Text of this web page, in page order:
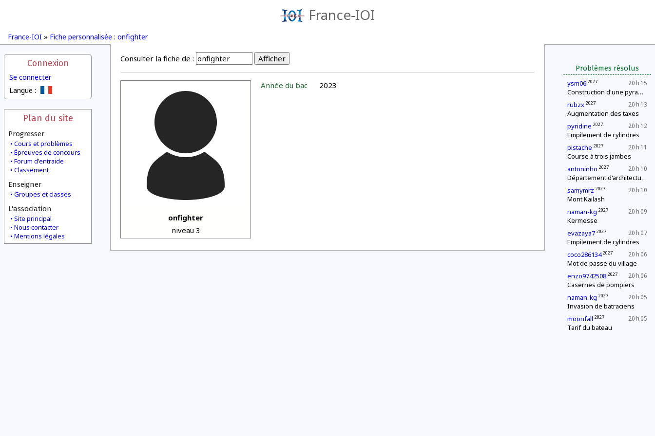
France-IOI
France-IOI » Fiche personnalisée : onfighter
Connexion
Se connecter
Langue :
Plan du site
Progresser
Cours et problèmes
Épreuves de concours
Forum d'entraide
Classement
Enseigner
Groupes et classes
L'association
Site principal
Nous contacter
Mentions légales
Problèmes résolus
20 h 15
ysm06 2027
Construction d'une pyramide
20 h 13
rubzx 2027
Augmentation des taxes
20 h 12
pyridine 2027
Empilement de cylindres
20 h 11
pistache 2027
Course à trois jambes
20 h 10
antoninho 2027
Département d'architecture : construction d'une pyramide
20 h 10
samymrz 2027
Mont Kailash
20 h 09
naman-kg 2027
Kermesse
20 h 07
evazaya7 2027
Empilement de cylindres
20 h 06
coco286134 2027
Mot de passe du village
20 h 06
enzo9742508 2027
Casernes de pompiers
20 h 05
naman-kg 2027
Invasion de batraciens
20 h 05
moonfall 2027
Tarif du bateau
Consulter la fiche de :
onfighter
niveau 3
Année du bac 2023